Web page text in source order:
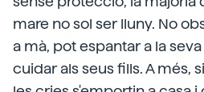
mare no sol ser lluny. No
a mà, pot espantar a la
cuidar als seus fills. A més,